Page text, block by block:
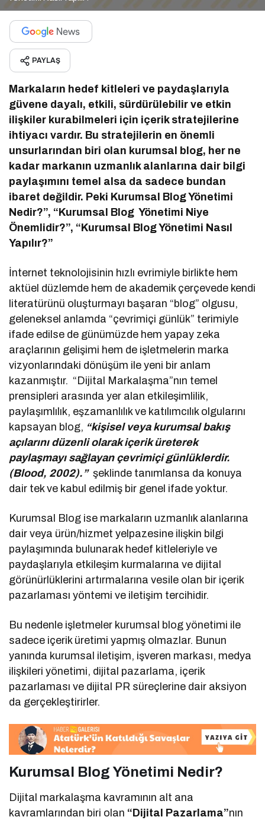
PAYLAŞ
Markaların hedef kitleleri ve paydaşlarıyla
güvene dayalı, etkili, sürdürülebilir ve etkin
ilişkiler kurabilmeleri için içerik stratejilerine
ihtiyacı vardır. Bu stratejilerin en önemli
unsurlarından biri olan kurumsal blog, her ne
kadar markanın uzmanlık alanlarına dair bilgi
paylaşımını temel alsa da sadece bundan
ibaret değildir. Peki Kurumsal Blog Yönetimi
Nedir?”, “Kurumsal Blog Yönetimi Niye
Önemlidir?”, “Kurumsal Blog Yönetimi Nasıl
Yapılır?”
İnternet teknolojisinin hızlı evrimiyle birlikte hem
aktüel düzlemde hem de akademik çerçevede kendi
literatürünü oluşturmayı başaran “blog” olgusu,
geleneksel anlamda “çevrimiçi günlük” terimiyle
ifade edilse de günümüzde hem yapay zeka
araçlarının gelişimi hem de işletmelerin marka
vizyonlarındaki dönüşüm ile yeni bir anlam
kazanmıştır. “Dijital Markalaşma”nın temel
prensipleri arasında yer alan etkileşimlilik,
paylaşımlılık, eşzamanlılık ve katılımcılık olgularını
kapsayan blog, “kişisel veya kurumsal bakış
açılarını düzenli olarak içerik üreterek
paylaşmayı sağlayan çevrimiçi günlüklerdir.
(Blood, 2002).”şeklinde tanımlansa da konuya
dair tek ve kabul edilmiş bir genel ifade yoktur.
Kurumsal Blog ise markaların uzmanlık alanlarına
dair veya ürün/hizmet yelpazesine ilişkin bilgi
paylaşımında bulunarak hedef kitleleriyle ve
paydaşlarıyla etkileşim kurmalarına ve dijital
görünürlüklerini artırmalarına vesile olan bir içerik
pazarlaması yöntemi ve iletişim tercihidir.
Bu nedenle işletmeler kurumsal blog yönetimi ile
sadece içerik üretimi yapmış olmazlar. Bunun
yanında kurumsal iletişim, işveren markası, medya
ilişkileri yönetimi, dijital pazarlama, içerik
pazarlaması ve dijital PR süreçlerine dair aksiyon
da gerçekleştirirler.
Kurumsal Blog Yönetimi Nedir?
Dijital markalaşma kavramının alt ana
kavramlarından biri olan “Dijital Pazarlama”nın